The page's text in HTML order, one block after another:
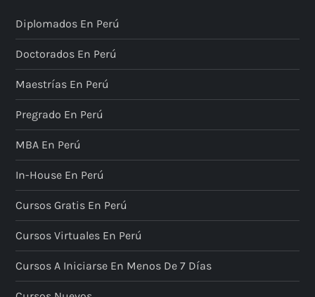
Diplomados En Perú
Doctorados En Perú
Maestrías En Perú
Pregrado En Perú
MBA En Perú
In-House En Perú
Cursos Gratis En Perú
Cursos Virtuales En Perú
Cursos A Iniciarse En Menos De 7 Días